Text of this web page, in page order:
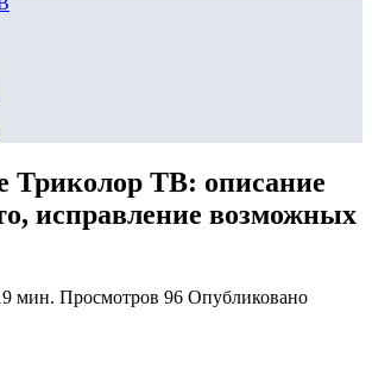
Триколор ТВ: описание
исправление возможных
мин. Просмотров 96 Опубликовано